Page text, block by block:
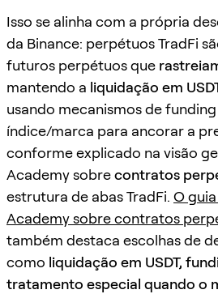
Isso se alinha com a própria
da Binance: perpétuos TradFi
futuros perpétuos que
mantendo a liquidação em
usando mecanismos de
índice/marca para ancorar a
conforme explicado na visão
Academy sobrecontratos
estrutura de abas TradFi. O
Academy sobre contratos
também destaca escolhas de
como liquidação em USDT,
tratamento especial quando o